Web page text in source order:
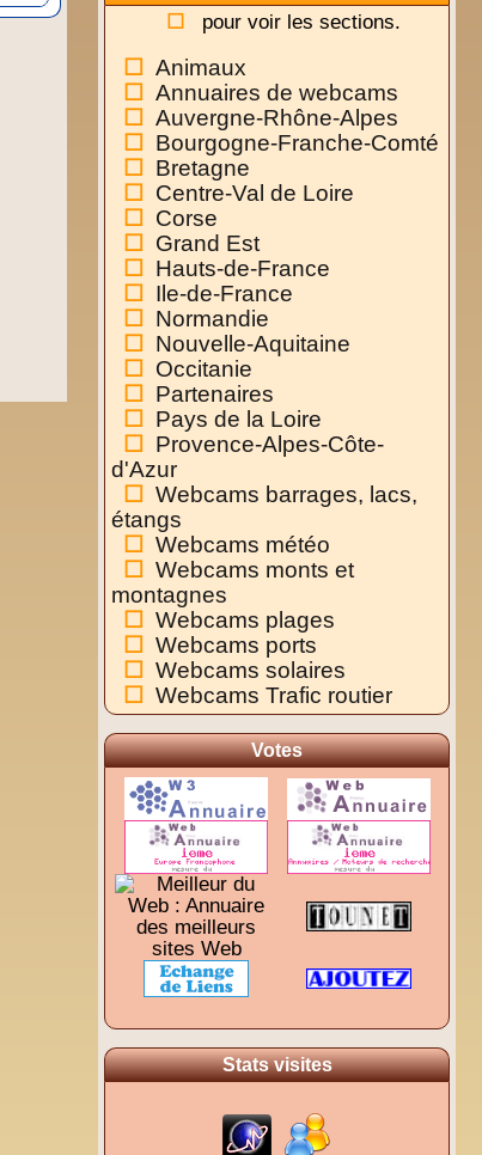
pour voir les sections.
Animaux
Annuaires de webcams
Auvergne-Rhône-Alpes
Bourgogne-Franche-Comté
Bretagne
Centre-Val de Loire
Corse
Grand Est
Hauts-de-France
Ile-de-France
Normandie
Nouvelle-Aquitaine
Occitanie
Partenaires
Pays de la Loire
Provence-Alpes-Côte-
d'Azur
Webcams barrages, lacs,
étangs
Webcams météo
Webcams monts et
montagnes
Webcams plages
Webcams ports
Webcams solaires
Webcams Trafic routier
Votes
Stats visites